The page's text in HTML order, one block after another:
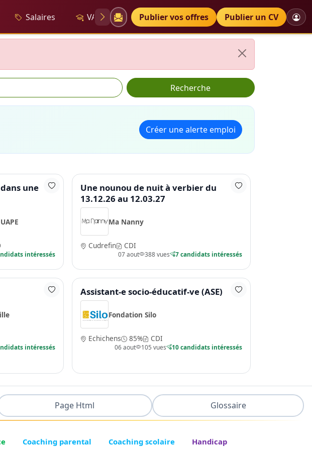
Salaires VAE Diplômes Petites annonces
Publier vos offres Publier un CV
Recherche
Créer une alerte emploi
une
intéressés
Une nounou de nuit à verbier du
13.12.26 au 12.03.27
Ma Nanny
Cudrefin CDI
07 aout 388 vues 7 candidats intéressés
intéressés
Assistant-e socio-éducatif-ve (ASE)
Fondation Silo
Echichens 85% CDI
06 aout 105 vues 10 candidats intéressés
Page Html Glossaire
Coaching parental Coaching scolaire Handicap